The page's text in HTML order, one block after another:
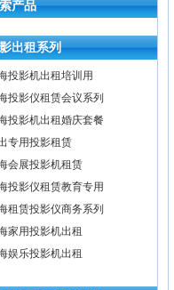
产品
出租系列
投影机出租培训用
投影仪租赁会议系列
投影机出租婚庆套餐
专用投影租赁
会展投影机租赁
投影仪租赁教育专用
租赁投影仪商务系列
家用投影机出租
娱乐投影机出租